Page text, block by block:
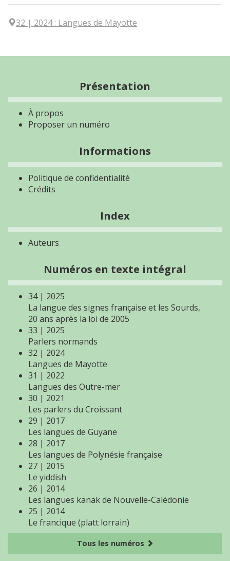
32 | 2024: Langues de Mayotte
Présentation
À propos
Proposer un numéro
Informations
Politique de confidentialité
Crédits
Index
Auteurs
Numéros en texte intégral
34 | 2025
La langue des signes française et les Sourds,
20 ans après la loi de 2005
33 | 2025
Parlers normands
32 | 2024
Langues de Mayotte
31 | 2022
Langues des Outre-mer
30 | 2021
Les parlers du Croissant
29 | 2017
Les langues de Guyane
28 | 2017
Les langues de Polynésie française
27 | 2015
Le yiddish
26 | 2014
Les langues kanak de Nouvelle-Calédonie
25 | 2014
Le francique (platt lorrain)
Tous les numéros